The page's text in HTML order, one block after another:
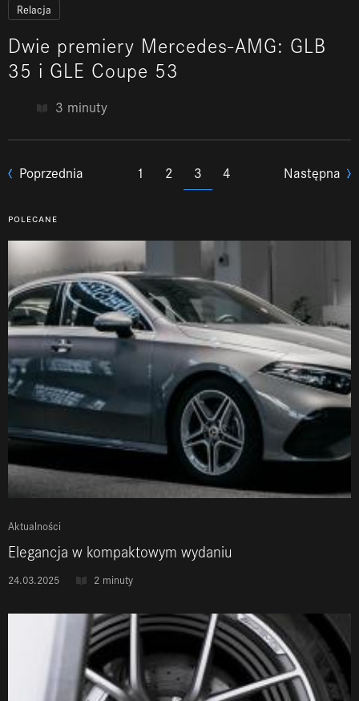
Relacja
Dwie premiery Mercedes-AMG: GLB
35 i GLE Coupe 53
3 minuty
Poprzednia 1 2 3 4 Następna
polecane
Aktualności
Elegancja w kompaktowym wydaniu
24.03.2025 2 minuty